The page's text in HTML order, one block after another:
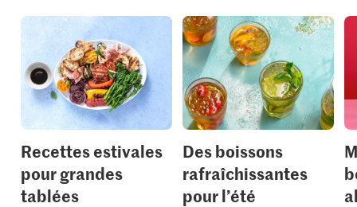
Recettes estivales
pour grandes
tablées
Des boissons
rafraîchissantes
pour l’été